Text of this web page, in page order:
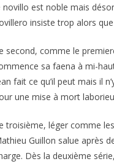
novillo est noble mais
insiste trop alors
second, comme le
sa faena à mi-
fait ce qu’il peut mais il
une mise à mort
troisième, léger comme
Guillon salue après
Dès la deuxième